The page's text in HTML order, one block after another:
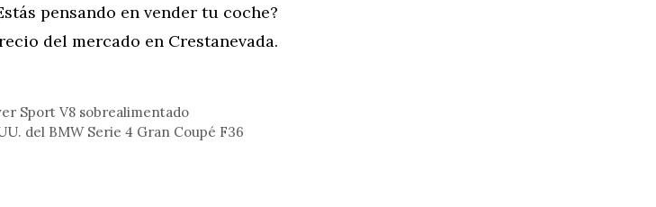
pensando en vender tu coche?
del mercado en Crestanevada.
Sport V8 sobrealimentado
del BMW Serie 4 Gran Coupé F36